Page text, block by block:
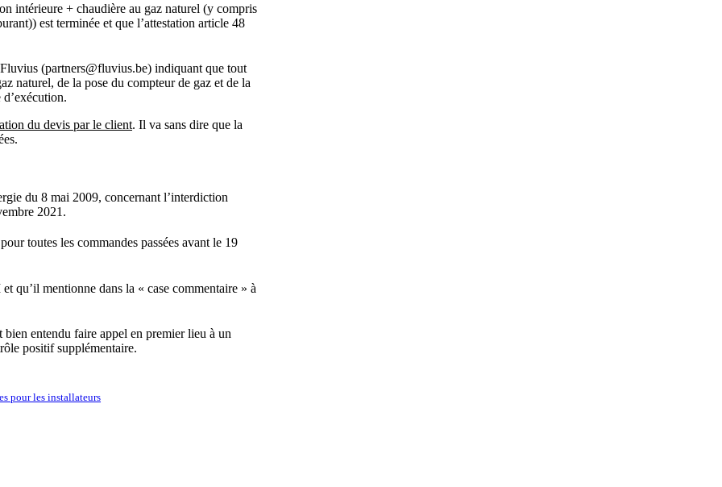
intérieure + chaudière au gaz naturel (y compris
est terminée et que l’attestation article 48
(partners@fluvius.be) indiquant que tout
naturel, de la pose du compteur de gaz et de la
du devis par le client. Il va sans dire que la
du 8 mai 2009, concernant l’interdiction
2021.
toutes les commandes passées avant le 19
qu’il mentionne dans la « case commentaire » à
bien entendu faire appel en premier lieu à un
positif supplémentaire.
pour les installateurs